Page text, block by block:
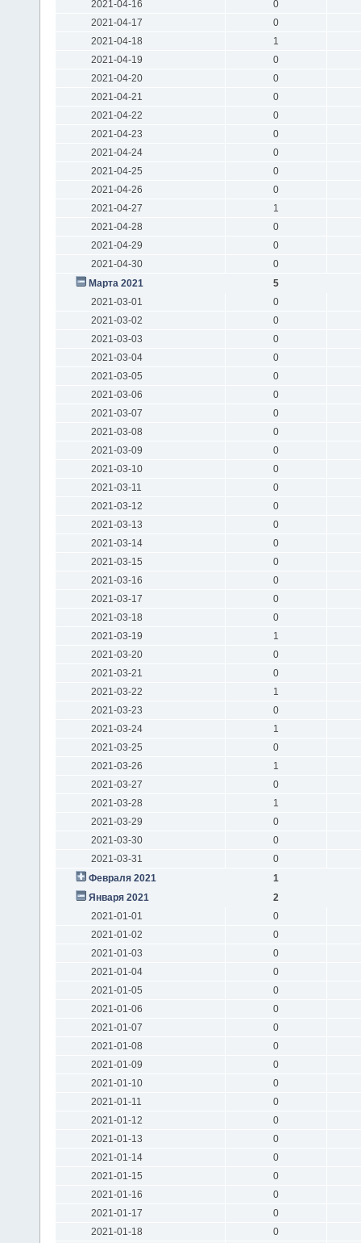
2021-04-16
0
2021-04-17
0
2021-04-18
1
2021-04-19
0
2021-04-20
0
2021-04-21
0
2021-04-22
0
2021-04-23
0
2021-04-24
0
2021-04-25
0
2021-04-26
0
2021-04-27
1
2021-04-28
0
2021-04-29
0
2021-04-30
0
Марта 2021
5
2021-03-01
0
2021-03-02
0
2021-03-03
0
2021-03-04
0
2021-03-05
0
2021-03-06
0
2021-03-07
0
2021-03-08
0
2021-03-09
0
2021-03-10
0
2021-03-11
0
2021-03-12
0
2021-03-13
0
2021-03-14
0
2021-03-15
0
2021-03-16
0
2021-03-17
0
2021-03-18
0
2021-03-19
1
2021-03-20
0
2021-03-21
0
2021-03-22
1
2021-03-23
0
2021-03-24
1
2021-03-25
0
2021-03-26
1
2021-03-27
0
2021-03-28
1
2021-03-29
0
2021-03-30
0
2021-03-31
0
Февраля 2021
1
Января 2021
2
2021-01-01
0
2021-01-02
0
2021-01-03
0
2021-01-04
0
2021-01-05
0
2021-01-06
0
2021-01-07
0
2021-01-08
0
2021-01-09
0
2021-01-10
0
2021-01-11
0
2021-01-12
0
2021-01-13
0
2021-01-14
0
2021-01-15
0
2021-01-16
0
2021-01-17
0
2021-01-18
0